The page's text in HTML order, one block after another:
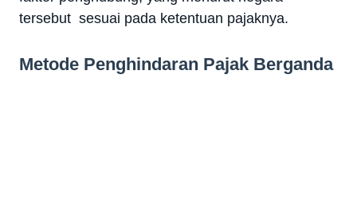
tersebut sesuai pada ketentuan pajaknya.
Metode Penghindaran Pajak Berganda